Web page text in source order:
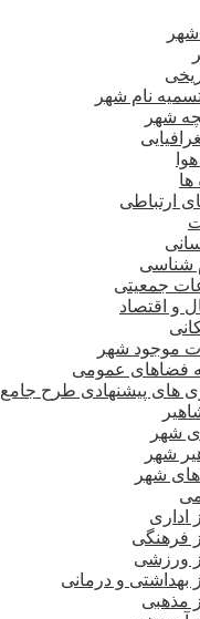
نام شهر
شهر
ارتباطی
شناسی
جمعیتی
و اقتصاد
موجود شهر
فضاهای عمومی
های پیشنهادی طرح جامع
شهر
شهر
شهر
اداری
فرهنگی
ورزشی
بهداشتی و درمانی
مذهبی